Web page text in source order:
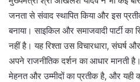
जनता से संवाद स्थापित किया और इस
बनाया। साइकिल और समाजवादी पार्टी का
नहीं है। यह रिश्ता उस विचारधारा, संघर्ष
अपने राजनीतिक दर्शन का आधार मानती
मेहनत और उम्मीदों का प्रतीक है, और यही